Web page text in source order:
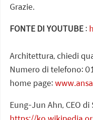
Grazie.
FONTE DI YOUTUBE:
Architettura, chiedi
Numero di telefono:
home page:
Eung-Jun Ahn, CEO